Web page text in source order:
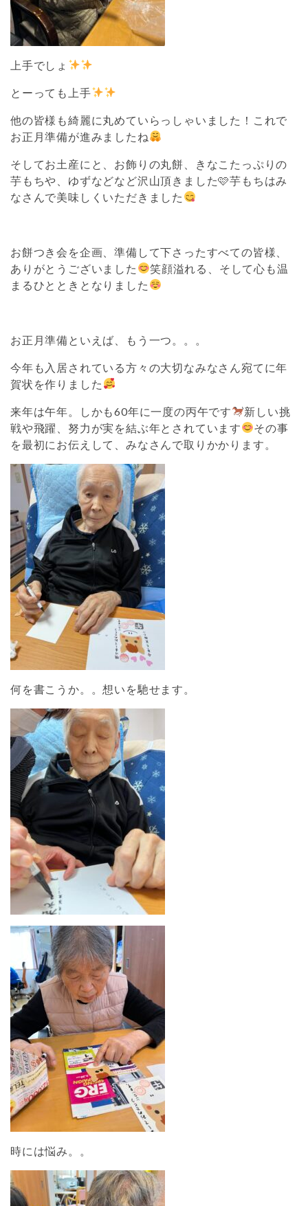
上手でしょ
とーっても上手
他の皆様も綺麗に丸めていらっしゃいました！これで
お正月準備が進みましたね
そしてお土産にと、お飾りの丸餅、きなこたっぷりの
芋もちや、ゆずなどなど沢山頂きました🩷芋もちはみ
なさんで美味しくいただきました
お餅つき会を企画、準備して下さったすべての皆様、
ありがとうございました
笑顔溢れる、そして心も温
まるひとときとなりました
お正月準備といえば、もう一つ。。。
今年も入居されている方々の大切なみなさん宛てに年
賀状を作りました
来年は午年。しかも60年に一度の丙午です
新しい挑
戦や飛躍、努力が実を結ぶ年とされています
その事
を最初にお伝えして、みなさんで取りかかります。
何を書こうか。。想いを馳せます。
時には悩み。。